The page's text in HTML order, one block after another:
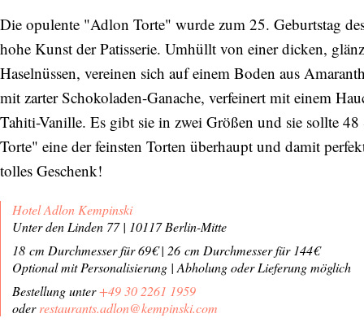
Die opulente "Adlon Torte" wurde zum 25. Geburtstag
hohe Kunst der Patisserie. Umhüllt von einer dicken,
Haselnüssen, vereinen sich auf einem Boden aus
mit zarter Schokoladen-Ganache, verfeinert mit einem
Tahiti-Vanille. Es gibt sie in zwei Größen und sie sollte
Torte" eine der feinsten Torten überhaupt und damit
tolles Geschenk!
Hotel Adlon Kempinski
Unter den Linden 77 | 10117 Berlin-Mitte
18 cm Durchmesser für 69€| 26 cm Durchmesser für 144€
Optional mit Personalisierung |Abholung oder Lieferung möglich
Bestellung unter+49 30 2261 1959
oderrestaurants.adlon@kempinski.com